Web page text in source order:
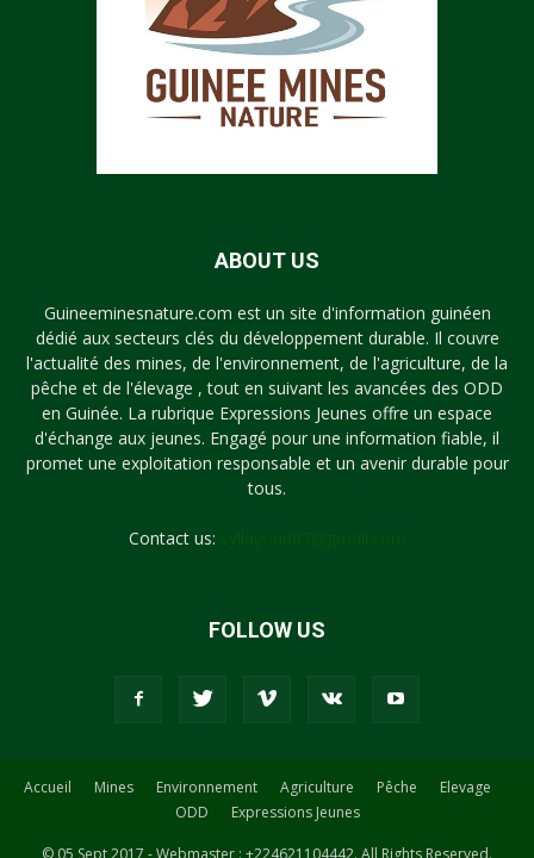
ABOUT US
Guineeminesnature.com est un site d'information guinéen
dédié aux secteurs clés du développement durable. Il couvre
l'actualité des mines, de l'environnement, de l'agriculture, de la
pêche et de l'élevage , tout en suivant les avancées des ODD
en Guinée. La rubrique Expressions Jeunes offre un espace
d'échange aux jeunes. Engagé pour une information fiable, il
promet une exploitation responsable et un avenir durable pour
tous.
Contact us:
FOLLOW US
Accueil Mines Environnement Agriculture Pêche
Elevage
ODD
Expressions Jeunes
© 05 Sept 2017 - Webmaster : +224621104442. All Rights Reserved.